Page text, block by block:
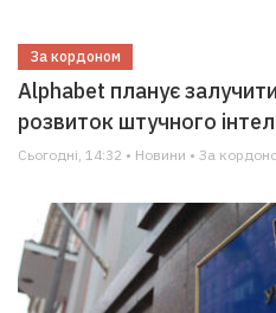
За кордоном
Alphabet планує
розвиток штучного
Сьогодні, 14:32 • Новини • За